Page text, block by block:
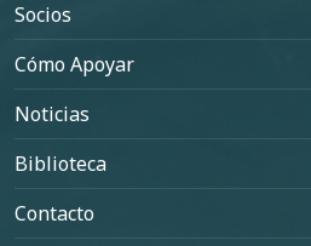
Socios
Cómo Apoyar
Noticias
Biblioteca
Contacto